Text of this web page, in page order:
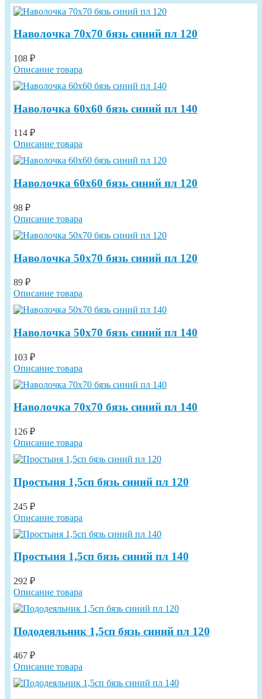
Наволочка 70х70 бязь синий пл 120
108 ₽
Описание товара
Наволочка 60х60 бязь синий пл 140
114 ₽
Описание товара
Наволочка 60х60 бязь синий пл 120
98 ₽
Описание товара
Наволочка 50х70 бязь синий пл 120
89 ₽
Описание товара
Наволочка 50х70 бязь синий пл 140
103 ₽
Описание товара
Наволочка 70х70 бязь синий пл 140
126 ₽
Описание товара
Простыня 1,5сп бязь синий пл 120
245 ₽
Описание товара
Простыня 1,5сп бязь синий пл 140
292 ₽
Описание товара
Пододеяльник 1,5сп бязь синий пл 120
467 ₽
Описание товара